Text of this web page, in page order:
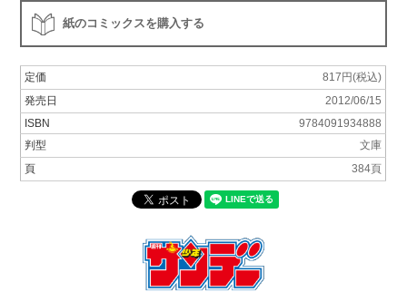
紙のコミックスを購入する
定価
817円(税込)
発売日
2012/06/15
ISBN
9784091934888
判型
文庫
頁
384頁